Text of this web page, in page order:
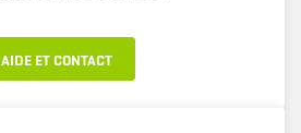
AIDE ET CONTACT